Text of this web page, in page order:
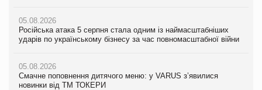
05.08.2026
Російська атака 5 серпня стала одним із наймасштабніших
ударів по українському бізнесу за час повномасштабної війни
05.08.2026
Смачне поповнення дитячого меню: у VARUS з’явилися
новинки від ТМ ТОКЕРИ
05.08.2026
Сергій Лісунов про заморожені хлібобулочні вироби на
PrivateLabel&FMCG Master 2026
04.08.2026
Через атаку РФ у Дніпрі пошкоджено склад шоколаду
Millennium
продуктів